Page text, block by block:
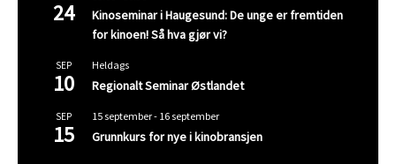
24
Kinoseminar i Haugesund: De unge er fremtiden
for kinoen! Så hva gjør vi?
SEP
10
Heldags
Regionalt Seminar Østlandet
SEP
15
15 september- 16 september
Grunnkurs for nye i kinobransjen